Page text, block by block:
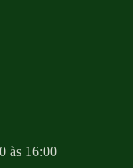
às 16:00